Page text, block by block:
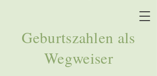
Geburtszahlen als
Wegweiser